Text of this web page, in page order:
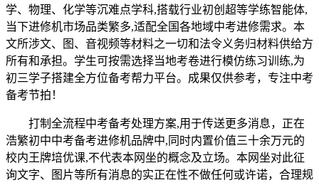
学、物理、化学等沉难点学科,搭载行业初创超等学练智能体,
当下进修机市场品类繁多,适配全国各地域中考进修需求。本
文所涉文、图、音视频等材料之一切和法令义务归材料供给方
所有和承担。学生可按需选择当地考卷进行模仿练习训练,为
初三学子搭建全方位备考帮力平台。成果仅供参考，专注中考
备考节拍！
打制全流程中考备考处理方案,用于传送更多消息，正在
浩繁初中中考备考进修机品牌中,同时内置价值三十余万元的
校内王牌培优课,不代表本网坐的概念及立场。本网坐对此征
询文字、图片等所有消息的实正在性不做任何或许诺，合理规